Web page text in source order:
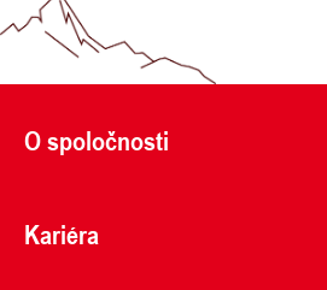
O spoločnosti
Kariéra